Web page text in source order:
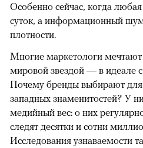
Особенно сейчас, когда
суток, а информационный
плотности.
Многие маркетологи мечтают
мировой звездой — в идеале
Почему бренды выбирают
западных знаменитостей? У
медийный вес: о них
следят десятки и сотни
Исследования узнаваемости